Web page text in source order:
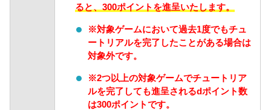
ると、300ポイントを進呈いたします。
※対象ゲームにおいて過去1度でもチュ
ートリアルを完了したことがある場合は
対象外です。
※2つ以上の対象ゲームでチュートリア
ルを完了しても進呈されるdポイント数
は300ポイントです。